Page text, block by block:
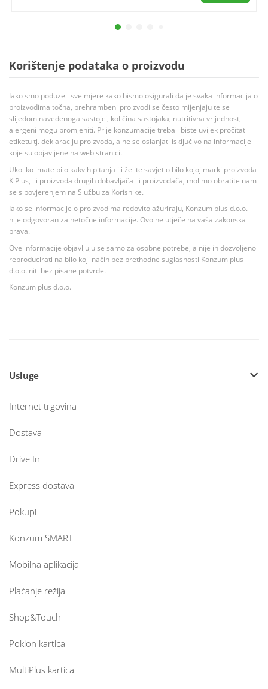
Korištenje podataka o proizvodu
Iako smo poduzeli sve mjere kako bismo osigurali da je svaka informacija o
proizvodima točna, prehrambeni proizvodi se često mijenjaju te se
slijedom navedenoga sastojci, količina sastojaka, nutritivna vrijednost,
alergeni mogu promjeniti. Prije konzumacije trebali biste uvijek pročitati
etiketu tj. deklaraciju proizvoda, a ne se oslanjati isključivo na informacije
koje su objavljene na web stranici.
Ukoliko imate bilo kakvih pitanja ili želite savjet o bilo kojoj marki proizvoda
K Plus, ili proizvoda drugih dobavljača ili proizvođača, molimo obratite nam
se s povjerenjem na Službu za Korisnike.
Iako se informacije o proizvodima redovito ažuriraju, Konzum plus d.o.o.
nije odgovoran za netočne informacije. Ovo ne utječe na vaša zakonska
prava.
Ove informacije objavljuju se samo za osobne potrebe, a nije ih dozvoljeno
reproducirati na bilo koji način bez prethodne suglasnosti Konzum plus
d.o.o. niti bez pisane potvrde.
Konzum plus d.o.o.
Usluge
Internet trgovina
Dostava
Drive In
Express dostava
Pokupi
Konzum SMART
Mobilna aplikacija
Plaćanje režija
Shop&Touch
Poklon kartica
MultiPlus kartica